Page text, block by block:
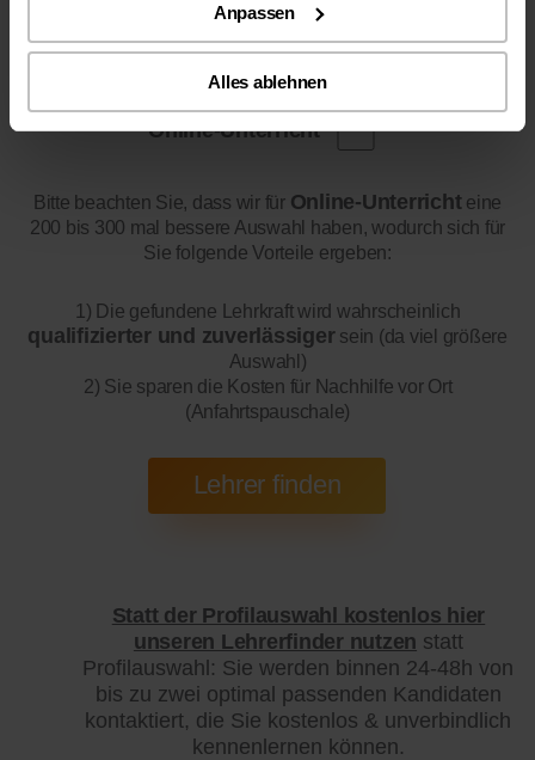
Anpassen
Alles ablehnen
Online-Unterricht
Bitte beachten Sie, dass wir für Online-Unterrichteine
200 bis 300 mal bessere Auswahl haben, wodurch sich für
Sie folgende Vorteile ergeben:
1) Die gefundene Lehrkraft wird wahrscheinlich
qualifizierter und zuverlässigersein (da viel größere
Auswahl)
2) Sie sparen die Kosten für Nachhilfe vor Ort
(Anfahrtspauschale)
Statt der Profilauswahl kostenlos hier
unseren Lehrerfinder nutzen statt
Profilauswahl: Sie werden binnen 24-48h von
bis zu zwei optimal passenden Kandidaten
kontaktiert, die Sie kostenlos & unverbindlich
kennenlernen können.